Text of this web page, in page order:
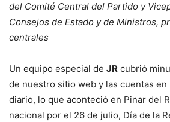
del Comité Central del Partido y
Consejos de Estado y de Ministros,
centrales
Un equipo especial de JR cubrió
de nuestro sitio web y las cuentas
diario, lo que aconteció en Pinar del
nacional por el 26 de julio, Día de la